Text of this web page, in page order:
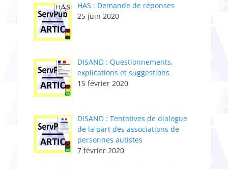
HAS : Demande de réponses
25 juin 2020
DISAND : Questionnements,
explications et suggestions
15 février 2020
DISAND : Tentatives de dialogue
de la part des associations de
personnes autistes
7 février 2020